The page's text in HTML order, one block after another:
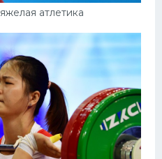
атлетика